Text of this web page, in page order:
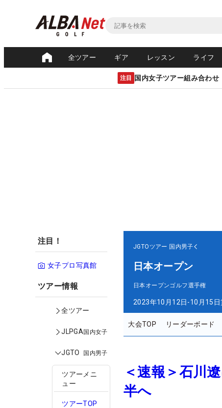
全ツアー ギア レッスン ライフ
注目 国内女子ツアー組み合わせ
注目！
女子プロ写真館
ツアー情報
全ツアー
JLPGA国内女子
JGTO 国内男子
ツアーメニ
ュー
ツアーTOP
JGTOツアー 国内男子
日本オープン
日本オープンゴルフ選手権
2023年10月12日-10月15日
大会TOP リーダーボード
＜速報＞石川
半へ